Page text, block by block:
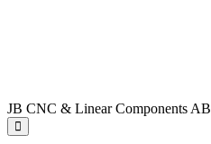
JB CNC & Linear Components AB